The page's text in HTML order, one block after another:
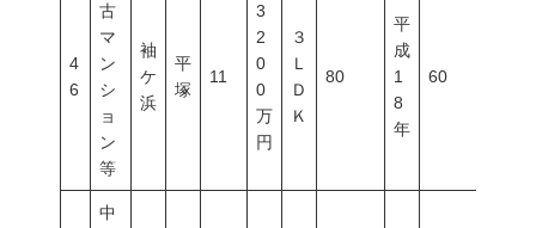
4
6
古
マ
ン
シ
ョ
ン
等
袖
ケ
浜
平
塚
11
3
2
0
0
万
円
３
Ｌ
Ｄ
Ｋ
80
平
成
1
8
年
60
中